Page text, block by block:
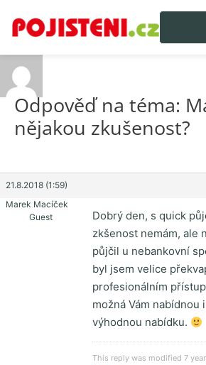
Odpověď na téma:
nějakou zkušenost?
21.8.2018 (1:59)
Marek Macíček
Guest
Dobrý den, s quick
zkšenost nemám, ale
půjčil u nebankovní
byl jsem velice
profesionálním
možná Vám nabídnou
výhodnou nabídku.
This reply was modified 7